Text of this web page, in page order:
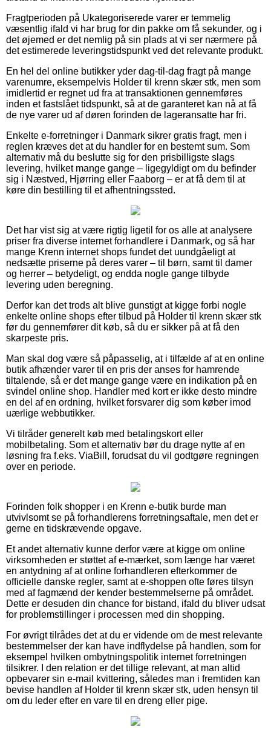
Fragtperioden på Ukategoriserede varer er temmelig
væsentlig ifald vi har brug for din pakke om få sekunder, og i
det øjemed er det nemlig på sin plads at vi ser nærmere på
det estimerede leveringstidspunkt ved det relevante produkt.
En hel del online butikker yder dag-til-dag fragt på mange
varenumre, eksempelvis Holder til krenn skær stk, men som
imidlertid er regnet ud fra at transaktionen gennemføres
inden et fastslået tidspunkt, så at de garanteret kan nå at få
de nye varer ud af døren forinden de lageransatte har fri.
Enkelte e-forretninger i Danmark sikrer gratis fragt, men i
reglen kræves det at du handler for en bestemt sum. Som
alternativ må du beslutte sig for den prisbilligste slags
levering, hvilket mange gange – ligegyldigt om du befinder
sig i Næstved, Hjørring eller Faaborg – er at få dem til at
køre din bestilling til et afhentningssted.
Det har vist sig at være rigtig ligetil for os alle at analysere
priser fra diverse internet forhandlere i Danmark, og så har
mange Krenn internet shops fundet det uundgåeligt at
nedsætte priserne på deres varer – til børn, samt til damer
og herrer – betydeligt, og endda nogle gange tilbyde
levering uden beregning.
Derfor kan det trods alt blive gunstigt at kigge forbi nogle
enkelte online shops efter tilbud på Holder til krenn skær stk
før du gennemfører dit køb, så du er sikker på at få den
skarpeste pris.
Man skal dog være så påpasselig, at i tilfælde af at en online
butik afhænder varer til en pris der anses for hamrende
tiltalende, så er det mange gange være en indikation på en
svindel online shop. Handler med kort er ikke desto mindre
en del af en ordning, hvilket forsvarer dig som køber imod
uærlige webbutikker.
Vi tilråder generelt køb med betalingskort eller
mobilbetaling. Som et alternativ bør du drage nytte af en
løsning fra f.eks. ViaBill, forudsat du vil godtgøre regningen
over en periode.
Forinden folk shopper i en Krenn e-butik burde man
utvivlsomt se på forhandlerens forretningsaftale, men det er
gerne en tidskrævende opgave.
Et andet alternativ kunne derfor være at kigge om online
virksomheden er støttet af e-mærket, som længe har været
en antydning af at online forhandleren efterkommer de
officielle danske regler, samt at e-shoppen ofte føres tilsyn
med af fagmænd der kender bestemmelserne på området.
Dette er desuden din chance for bistand, ifald du bliver udsat
for problemstillinger i processen med din shopping.
For øvrigt tilrådes det at du er vidende om de mest relevante
bestemmelser der kan have indflydelse på handlen, som for
eksempel hvilken ombytningspolitik internet forretningen
tilsikrer. I den relation er det tillige relevant, at man altid
opbevarer sin e-mail kvittering, således man i fremtiden kan
bevise handlen af Holder til krenn skær stk, uden hensyn til
om du leder efter en vare til en dreng eller pige.